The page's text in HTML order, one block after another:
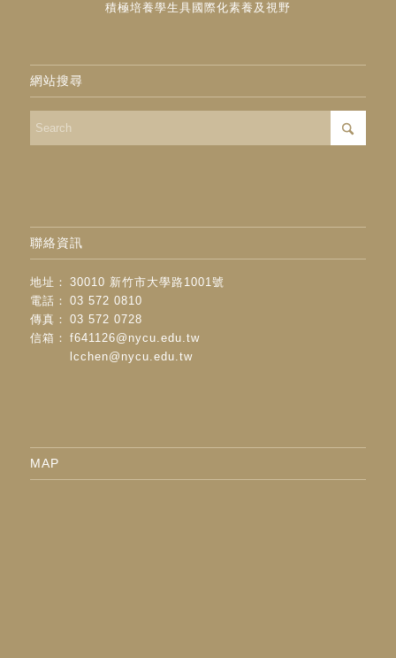
積極培養學生具國際化素養及視野
網站搜尋
聯絡資訊
地址：
30010 新竹市大學路1001號
電話：
03 572 0810
傳真：
03 572 0728
信箱：
f641126@nycu.edu.tw
lcchen@nycu.edu.tw
MAP